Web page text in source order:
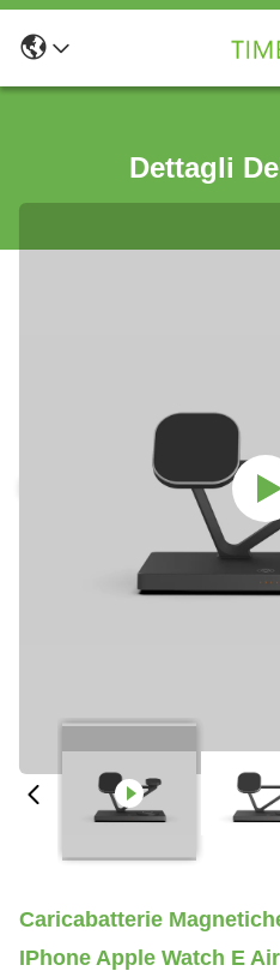
Dettagli
Caricabatterie
IPhone Apple Watch E